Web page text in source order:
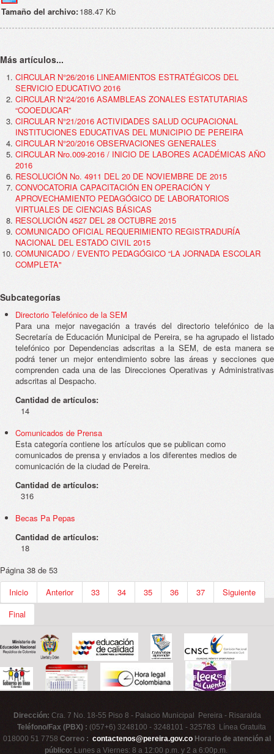
Tamaño del archivo:188.47 Kb
Más artículos...
CIRCULAR N°26/2016 LINEAMIENTOS ESTRATÉGICOS DEL
SERVICIO EDUCATIVO 2016
CIRCULAR N°24/2016 ASAMBLEAS ZONALES ESTATUTARIAS
“COOEDUCAR”
CIRCULAR N°21/2016 ACTIVIDADES SALUD OCUPACIONAL
INSTITUCIONES EDUCATIVAS DEL MUNICIPIO DE PEREIRA
CIRCULAR N°20/2016 OBSERVACIONES GENERALES
CIRCULAR Nro.009-2016 / INICIO DE LABORES ACADÉMICAS AÑO
2016
RESOLUCIÓN No. 4911 DEL 20 DE NOVIEMBRE DE 2015
CONVOCATORIA CAPACITACIÓN EN OPERACIÓN Y
APROVECHAMIENTO PEDAGÓGICO DE LABORATORIOS
VIRTUALES DE CIENCIAS BÁSICAS
RESOLUCIÓN 4527 DEL 28 OCTUBRE 2015
COMUNICADO OFICIAL REQUERIMIENTO REGISTRADURÍA
NACIONAL DEL ESTADO CIVIL 2015
COMUNICADO / EVENTO PEDAGÓGICO “LA JORNADA ESCOLAR
COMPLETA"
Subcategorías
Directorio Telefónico de la SEM
Para una mejor navegación a través del directorio telefónico de la
Secretaría de Educación Municipal de Pereira, se ha agrupado el listado
telefónico por Dependencias adscritas a la SEM, de esta manera se
podrá tener un mejor entendimiento sobre las áreas y secciones que
comprenden cada una de las Direcciones Operativas y Administrativas
adscritas al Despacho.
Cantidad de artículos:
14
Comunicados de Prensa
Esta categoría contiene los artículos que se publican como
comunicados de prensa y enviados a los diferentes medios de
comunicación de la ciudad de Pereira.
Cantidad de artículos:
316
Becas Pa Pepas
Cantidad de artículos:
18
Página 38 de 53
Inicio
Anterior 33 34 35 36 37
Siguiente
Final
Dirección: Cra. 7 No. 18-55 Piso 8 - Palacio Municipal Pereira - Risaralda
Teléfono/Fax (PBX) : (057+6) 3248100 - 3248101 - 325783 Línea Gratuita
018000 51 7758 Correo : contactenos@pereira.gov.co Horario de atención al
público: Lunes a Viernes: 8 a 12:00 p.m. y 2 a 6:00p.m.